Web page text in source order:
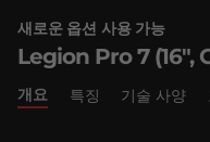
o
n
P
새로운 옵션 사용 가능
Legion Pro 7 (16",
개요 특징 기술 사양